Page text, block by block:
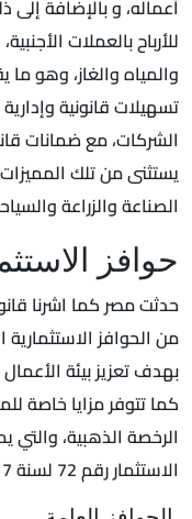
أعماله، و بالإضافة
للأرباح بالعملات
والمياه والغاز، وهو ما
تسهيلات قانونية
الشركات، مع ضمانات
يستثنى من تلك المميزات
الصناعة والزراعة
حوافز
حدثت مصر كما اشرنا
من الحوافز
بهدف تعزيز بيئة
كما تتوفر مزايا خاصة
الرخصة الذهبية،
الاستثمار رقم 72 لسنة 2017، على النحو التالي: